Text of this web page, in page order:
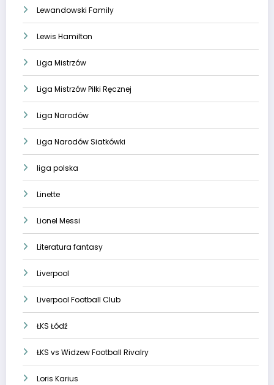
Lewandowski Family
Lewis Hamilton
Liga Mistrzów
Liga Mistrzów Piłki Ręcznej
Liga Narodów
Liga Narodów Siatkówki
liga polska
Linette
Lionel Messi
Literatura fantasy
Liverpool
Liverpool Football Club
ŁKS Łódź
ŁKS vs Widzew Football Rivalry
Loris Karius